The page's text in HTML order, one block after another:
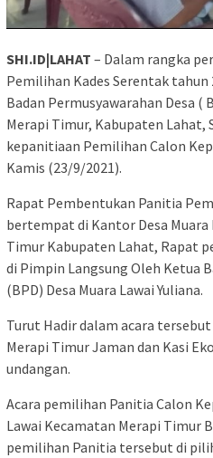
SHI.ID|LAHAT – Dalam rangka
Pemilihan Kades Serentak tahun
Badan Permusyawarahan Desa (
Merapi Timur, Kabupaten
kepanitiaan Pemilihan Calon
Kamis (23/9/2021).
Rapat Pembentukan Panitia
bertempat di Kantor Desa Muara
Timur Kabupaten Lahat, Rapat
di Pimpin Langsung Oleh Ketua
(BPD) Desa Muara Lawai Yuliana.
Turut Hadir dalam acara
Merapi Timur Jaman dan Kasi
undangan.
Acara pemilihan Panitia Calon
Lawai Kecamatan Merapi Timur
pemilihan Panitia tersebut di